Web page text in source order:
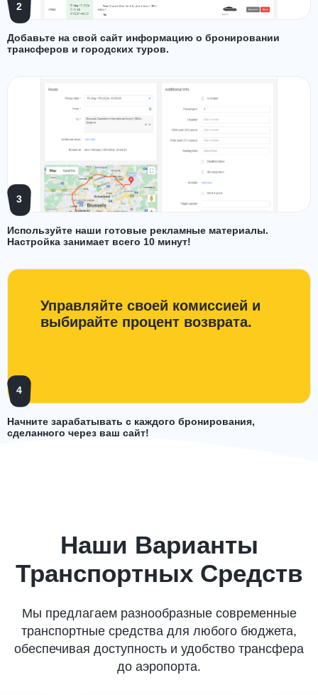
2
Добавьте на свой сайт информацию о бронировании
трансферов и городских туров.
3
Используйте наши готовые рекламные материалы.
Настройка занимает всего 10 минут!
Управляйте своей комиссией и
выбирайте процент возврата.
4
Начните зарабатывать с каждого бронирования,
сделанного через ваш сайт!
Наши Варианты
Транспортных Средств
Мы предлагаем разнообразные современные
транспортные средства для любого бюджета,
обеспечивая доступность и удобство трансфера
до аэропорта.